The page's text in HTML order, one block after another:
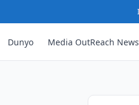
Dunyo Media OutReach